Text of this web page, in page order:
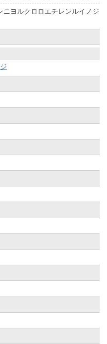
ヨルクロロエチレンルイノジ